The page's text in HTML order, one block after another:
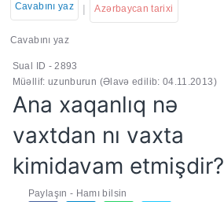
Cavabını yaz | Azərbaycan tarixi
Cavabını yaz
Sual ID - 2893
Müəllif: uzunburun (Əlavə edilib: 04.11.2013)
Ana xaqanlıq nə
vaxtdan nı vaxta
kimidavam etmişdir?
Paylaşın - Hamı bilsin